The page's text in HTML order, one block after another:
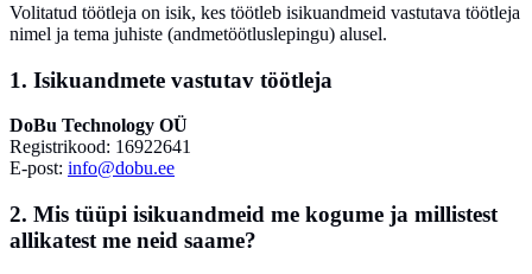
Volitatud töötleja on isik, kes töötleb isikuandmeid vastutava töötleja
nimel ja tema juhiste (andmetöötluslepingu) alusel.
1. Isikuandmete vastutav töötleja
DoBu Technology OÜ
Registrikood: 16922641
E-post: info@dobu.ee
2. Mis tüüpi isikuandmeid me kogume ja millistest
allikatest me neid saame?